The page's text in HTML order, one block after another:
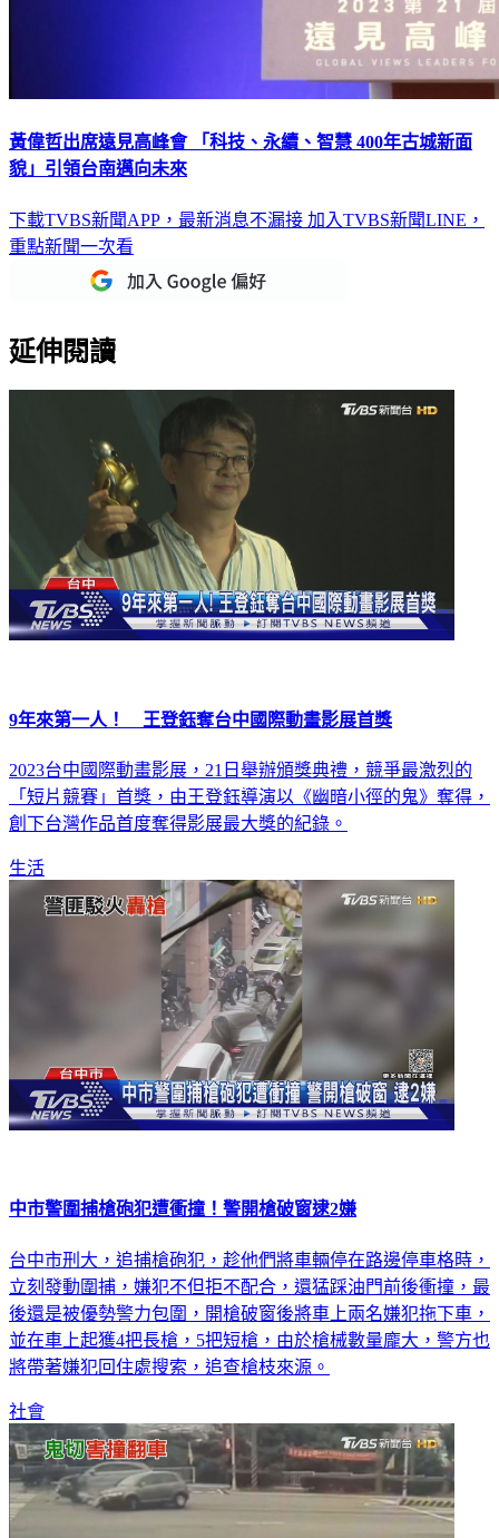
黃偉哲出席遠見高峰會 「科技、永續、智慧 400年古城新面
貌」引領台南邁向未來
下載TVBS新聞APP，最新消息不漏接 加入TVBS新聞LINE，
重點新聞一次看
延伸閱讀
9年來第一人！ 王登鈺奪台中國際動畫影展首獎
2023台中國際動畫影展，21日舉辦頒獎典禮，競爭最激烈的
「短片競賽」首獎，由王登鈺導演以《幽暗小徑的鬼》奪得，
創下台灣作品首度奪得影展最大獎的紀錄。
生活
中市警圍捕槍砲犯遭衝撞！警開槍破窗逮2嫌
台中市刑大，追捕槍砲犯，趁他們將車輛停在路邊停車格時，
立刻發動圍捕，嫌犯不但拒不配合，還猛踩油門前後衝撞，最
後還是被優勢警力包圍，開槍破窗後將車上兩名嫌犯拖下車，
並在車上起獲4把長槍，5把短槍，由於槍械數量龐大，警方也
將帶著嫌犯回住處搜索，追查槍枝來源。
社會